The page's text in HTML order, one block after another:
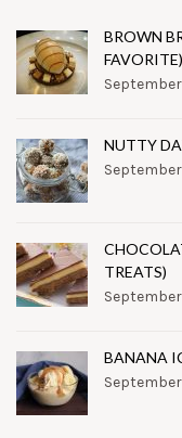
BROWN
FAVORITE)
NUTTY
TREATS)
BANANA